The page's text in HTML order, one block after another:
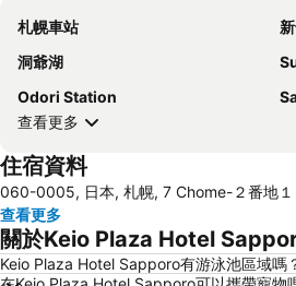
札幌車站
洞爺湖
Odori Station
查看更多
住宿資料
060-0005, 日本, 札幌, 7 Chome-２番地
查看更多
關於Keio Plaza Hotel
Keio Plaza Hotel Sapporo有游泳池區域嗎